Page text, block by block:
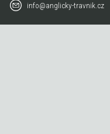
info@anglicky-travnik.cz